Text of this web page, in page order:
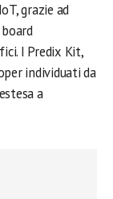
grazie ad
I Predix Kit,
individuati da
a